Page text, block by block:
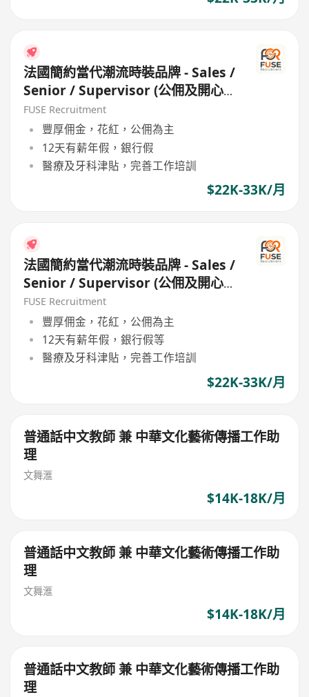
法國簡約當代潮流時裝品牌 - Sales /
Senior / Supervisor (公佣及開心
工作環境 / 良好公司文代)
FUSE Recruitment
豐厚佣金，花紅，公佣為主
12天有薪年假，銀行假
醫療及牙科津貼，完善工作培訓
$22K-33K/月
法國簡約當代潮流時裝品牌 - Sales /
Senior / Supervisor (公佣及開心
工作環境 / 良好公司文代)
FUSE Recruitment
豐厚佣金，花紅，公佣為主
12天有薪年假，銀行假等
醫療及牙科津貼，完善工作培訓
$22K-33K/月
普通話中文教師 兼 中華文化藝術傳播工作助
理
文舞滙
$14K-18K/月
普通話中文教師 兼 中華文化藝術傳播工作助
理
文舞滙
$14K-18K/月
普通話中文教師 兼 中華文化藝術傳播工作助
理